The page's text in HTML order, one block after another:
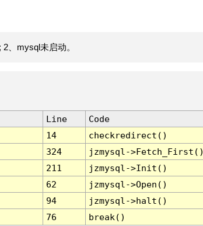
、mysql未启动。
Line
Code
14
checkredirect()
324
jzmysql-
211
jzmysql->Init()
62
jzmysql->Open()
94
jzmysql->halt()
76 break()